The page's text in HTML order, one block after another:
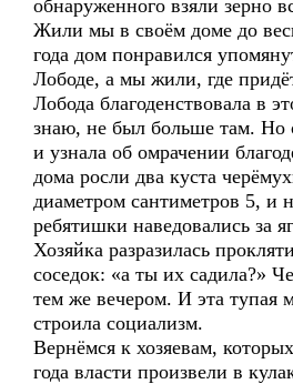
обнаруженного взяли зерно
Жили мы в своём доме до
года дом понравился
Лободе, а мы жили, где
Лобода благоденствовала в
знаю, не был больше там. Но
и узнала об омрачении
дома росли два куста
диаметром сантиметров 5, и
ребятишки наведовались за
Хозяйка разразилась
соседок: «а ты их садила?»
тем же вечером. И эта тупая
строила социализм.
Вернёмся к хозяевам,
года власти произвели в